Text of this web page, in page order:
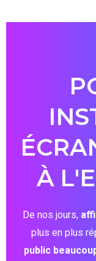
À
De nos jours,
plus en plus
public